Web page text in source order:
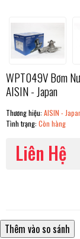
WPT049V Bơm
AISIN - Japan
Thương hiệu: AISIN -
Tình trạng: Còn hàng
Liên Hệ